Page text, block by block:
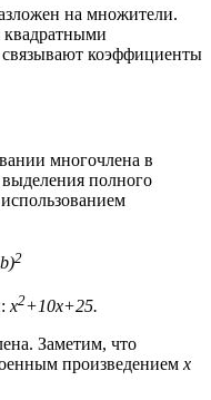
на множители.
квадратными
связывают коэффициенты
многочлена в
полного
2
x2+10x+25.
Заметим, что
произведением x